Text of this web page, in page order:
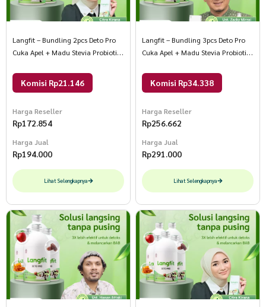
Langfit – Bundling 2pcs Deto Pro
Cuka Apel + Madu Stevia Probiotik
Komisi Rp21.146
Harga Reseller
Rp172.854
Harga Jual
Rp194.000
Lihat Selengkapnya
Langfit – Bundling 3pcs Deto Pro
Cuka Apel + Madu Stevia Probiotik
Komisi Rp34.338
Harga Reseller
Rp256.662
Harga Jual
Rp291.000
Lihat Selengkapnya